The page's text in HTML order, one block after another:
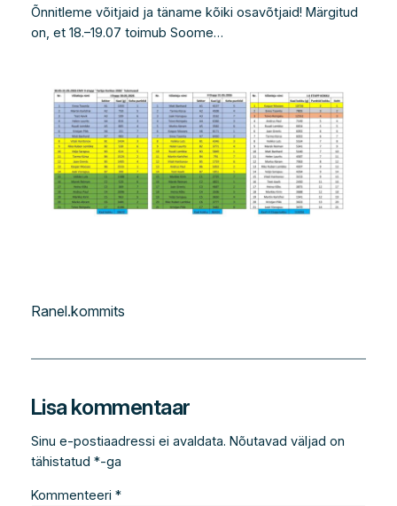
Õnnitleme võitjaid ja täname kõiki osavõtjaid! Märgitud
on, et 18.–19.07 toimub Soome…
Ranel.kommits
Lisa kommentaar
Sinu e-postiaadressi ei avaldata. Nõutavad väljad on
tähistatud *-ga
Kommenteeri *